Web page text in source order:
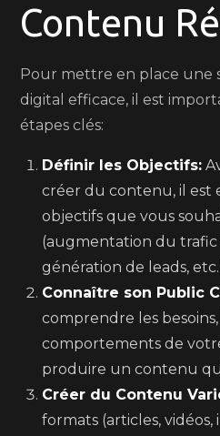
Contenu
Pour mettre en place une
digital efficace, il est
étapes clés:
Définir les Objectifs:
créer du contenu, il est
objectifs que vous
(augmentation du trafic
génération de leads,
Connaître son Public
comprendre les
comportements de
produire un contenu
Créer du Contenu
formats (articles,